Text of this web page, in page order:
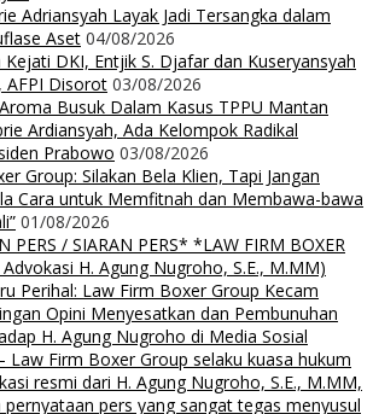
Adriansyah Layak Jadi Tersangka dalam
Aset 04/08/2026
Kejati DKI, Entjik S. Djafar dan Kuseryansyah
AFPI Disorot 03/08/2026
Busuk Dalam Kasus TPPU Mantan
Ardiansyah, Ada Kelompok Radikal
Prabowo 03/08/2026
Group: Silakan Bela Klien, Tapi Jangan
Cara untuk Memfitnah dan Membawa-bawa
01/08/2026
PERS / SIARAN PERS* *LAW FIRM BOXER
H. Agung Nugroho, S.E., M.MM)
Perihal: Law Firm Boxer Group Kecam
Opini Menyesatkan dan Pembunuhan
H. Agung Nugroho di Media Sosial
Law Firm Boxer Group selaku kuasa hukum
resmi dari H. Agung Nugroho, S.E., M.MM,
pers yang sangat tegas menyusul